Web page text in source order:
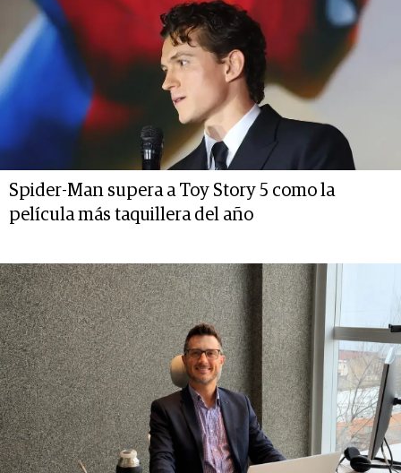
Spider-Man supera a Toy Story 5 como la
película más taquillera del año